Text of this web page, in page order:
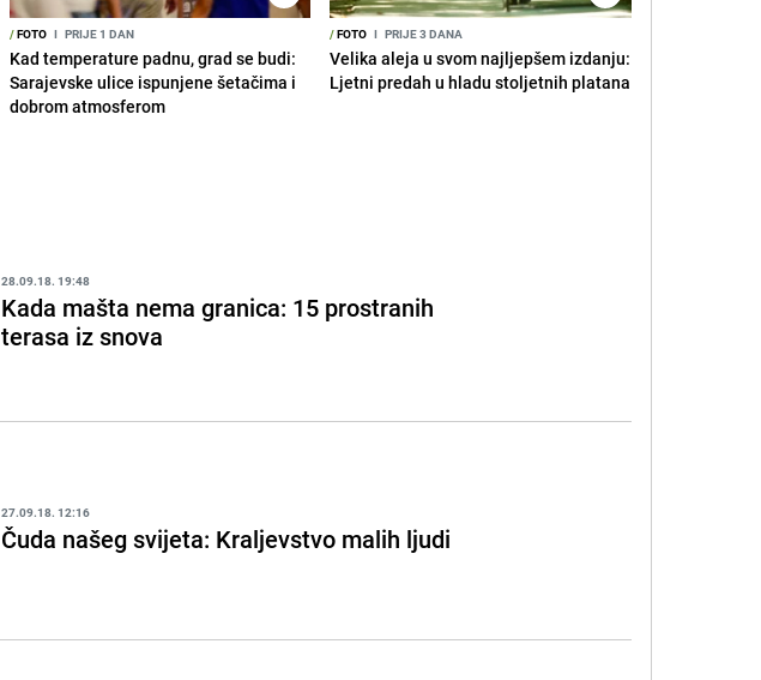
/FOTO I PRIJE 1 DAN
Kad temperature padnu, grad se budi:
Sarajevske ulice ispunjene šetačima i
dobrom atmosferom
/FOTO I PRIJE 3 DANA
Velika aleja u svom najljepšem izdanju:
Ljetni predah u hladu stoljetnih platana
28.09.18. 19:48
Kada mašta nema granica: 15 prostranih
terasa iz snova
27.09.18. 12:16
Čuda našeg svijeta: Kraljevstvo malih ljudi